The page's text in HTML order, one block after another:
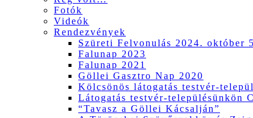
Fotók
Videók
Rendezvények
Szüreti Felvonulás 2024. október
Falunap 2023
Falunap 2021
Göllei Gasztro Nap 2020
Kölcsönös látogatás testvér-
Látogatás testvér-településünkön
“Tavasz a Göllei Kácsalján”